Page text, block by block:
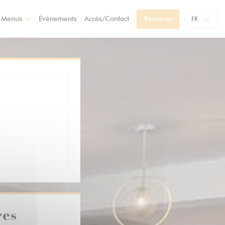
Évènements Accès/Contact Réserver FR